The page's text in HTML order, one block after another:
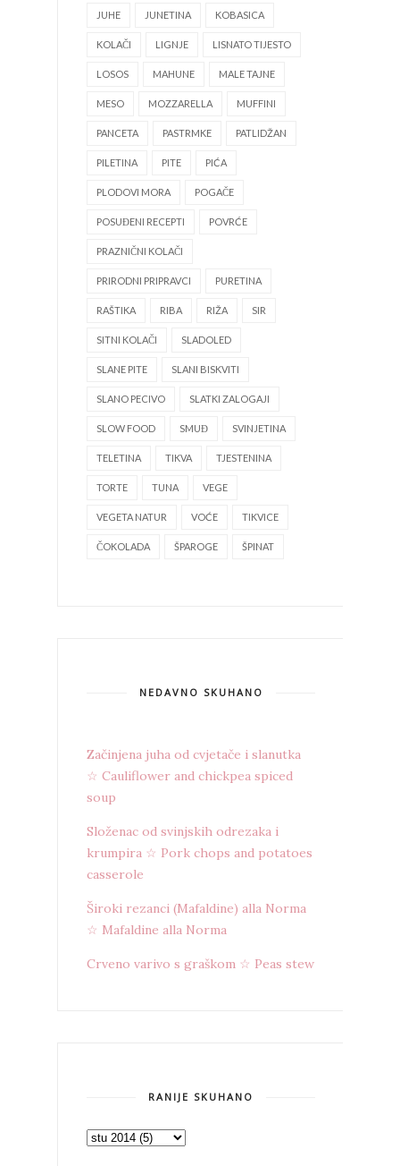
JUHE JUNETINA KOBASICA
KOLAČI LIGNJE LISNATO TIJESTO
LOSOS MAHUNE MALE TAJNE
MESO MOZZARELLA MUFFINI
PANCETA PASTRMKE PATLIDŽAN
PILETINA PITE PIĆA
PLODOVI MORA POGAČE
POSUĐENI RECEPTI POVRĆE
PRAZNIČNI KOLAČI
PRIRODNI PRIPRAVCI PURETINA
RAŠTIKA RIBA RIŽA SIR
SITNI KOLAČI SLADOLED
SLANE PITE SLANI BISKVITI
SLANO PECIVO SLATKI ZALOGAJI
SLOW FOOD SMUĐ SVINJETINA
TELETINA TIKVA TJESTENINA
TORTE TUNA VEGE
VEGETA NATUR VOĆE TIKVICE
ČOKOLADA ŠPAROGE ŠPINAT
NEDAVNO SKUHANO
Začinjena juha od cvjetače i slanutka
☆ Cauliflower and chickpea spiced
soup
Složenac od svinjskih odrezaka i
krumpira ☆ Pork chops and potatoes
casserole
Široki rezanci (Mafaldine) alla Norma
☆ Mafaldine alla Norma
Crveno varivo s graškom ☆ Peas stew
RANIJE SKUHANO